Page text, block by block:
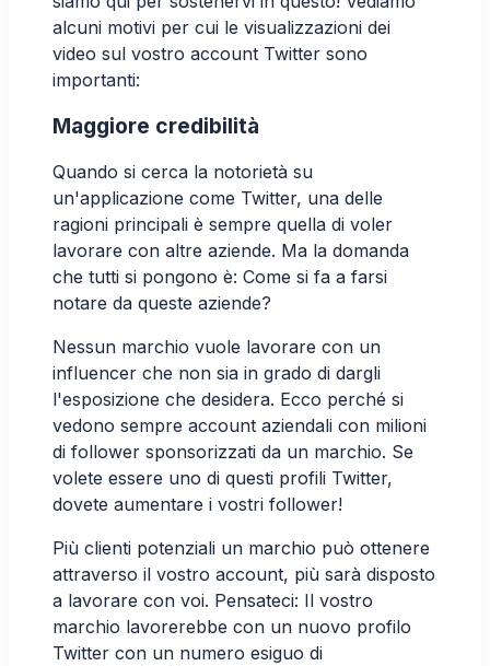
alcuni motivi per cui le visualizzazioni dei
video sul vostro account Twitter sono
importanti:
Maggiore credibilità
Quando si cerca la notorietà su
un'applicazione come Twitter, una delle
ragioni principali è sempre quella di voler
lavorare con altre aziende. Ma la domanda
che tutti si pongono è: Come si fa a farsi
notare da queste aziende?
Nessun marchio vuole lavorare con un
influencer che non sia in grado di dargli
l'esposizione che desidera. Ecco perché si
vedono sempre account aziendali con milioni
di follower sponsorizzati da un marchio. Se
volete essere uno di questi profili Twitter,
dovete aumentare i vostri follower!
Più clienti potenziali un marchio può ottenere
attraverso il vostro account, più sarà disposto
a lavorare con voi. Pensateci: Il vostro
marchio lavorerebbe con un nuovo profilo
Twitter con un numero esiguo di